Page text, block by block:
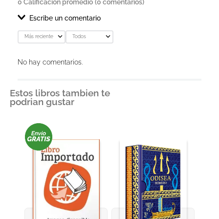
0 Calificación promedio (0 comentarios)
Escribe un comentario
Agregar comentario
★★
Tu nombre
Dirección de email
Más reciente Todos
No hay comentarios.
Estos libros tambien te
podrian gustar